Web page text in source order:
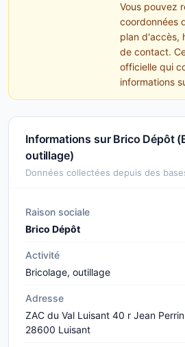
Vous pouvez
coordonnées
plan d'accès,
de contact.
officielle qui
informations
Informations sur Brico Dépôt
outillage)
Données collectées depuis des
Raison sociale
Brico Dépôt
Activité
Bricolage, outillage
Adresse
ZAC du Val Luisant 40 r Jean Perrin
28600 Luisant